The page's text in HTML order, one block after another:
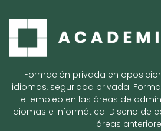
Formación privada en
idiomas, seguridad privada.
el empleo en las áreas de
idiomas e informática. Diseño de
áreas